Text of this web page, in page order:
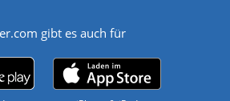
gibt es auch für